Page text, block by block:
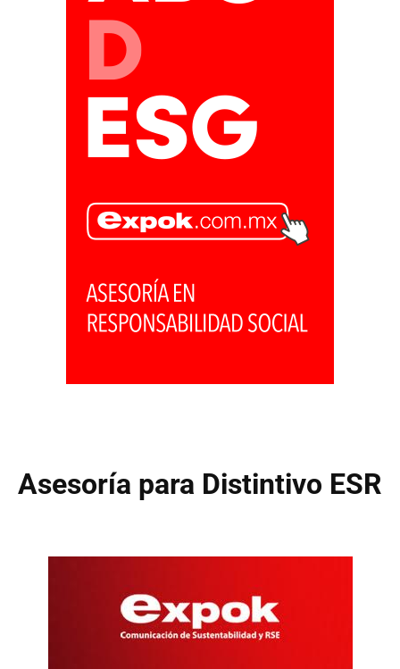
Asesoría para Distintivo ESR